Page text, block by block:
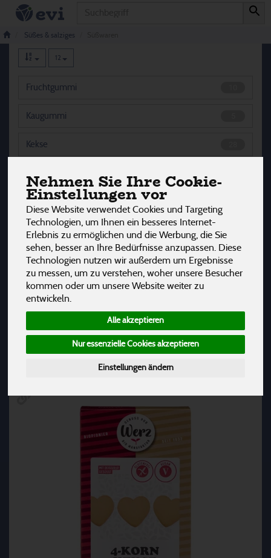
Nehmen Sie Ihre Cookie-
Einstellungen vor
Diese Website verwendet Cookies und Targeting
Technologien, um Ihnen ein besseres Internet-
Erlebnis zu ermöglichen und die Werbung, die Sie
sehen, besser an Ihre Bedürfnisse anzupassen. Diese
Technologien nutzen wir außerdem um Ergebnisse
zu messen, um zu verstehen, woher unsere Besucher
kommen oder um unsere Website weiter zu
entwickeln.
Alle akzeptieren
Nur essenzielle Cookies akzeptieren
Einstellungen ändern
Süßes & salziges
Süßwaren
12
Fruchtgummi
Kaugummi
Kekse
Schokolade
Schokoware
4
Waffeln
Zuckerl
Hersteller Ernährung Allergene